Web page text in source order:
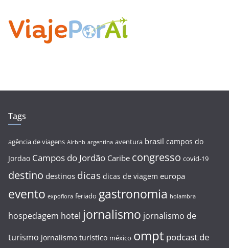
Tags
agência de viagens Airbnb argentina aventura brasil campos do
Jordao Campos do Jordão Caribe congresso covid-19
destino destinos dicas dicas de viagem europa
evento expoflora feriado gastronomia holambra
hospedagem hotel jornalismo jornalismo de
turismo jornalismo turístico méxico ompt podcast de